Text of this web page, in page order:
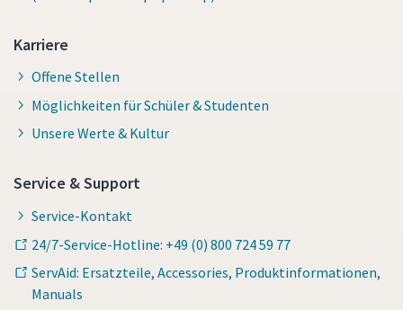
Karriere
Offene Stellen
Möglichkeiten für Schüler & Studenten
Unsere Werte & Kultur
Service & Support
Service-Kontakt
24/7-Service-Hotline: +49 (0) 800 724 59 77
ServAid: Ersatzteile, Accessories, Produktinformationen,
Manuals